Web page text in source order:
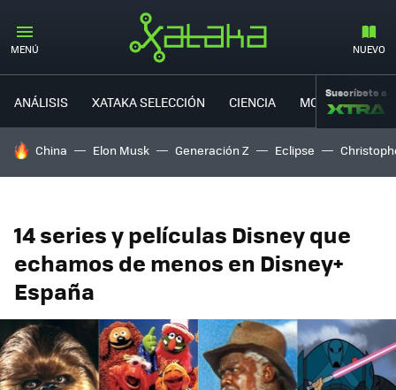
MENÚ NUEVO
ANÁLISIS XATAKA SELECCIÓN CIENCIA MOVILIDAD
Suscríbete a
HOY SE HABLA DE
China Elon Musk Generación Z Eclipse
14 series y películas Disney que
echamos de menos en Disney+
España